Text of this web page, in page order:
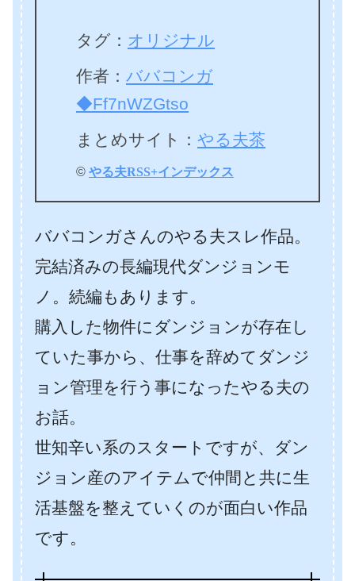
タグ： オリジナル
作者： ババコンガ
◆Ff7nWZGtso
まとめサイト： やる夫茶
© やる夫RSS+インデックス
ババコンガさんのやる夫スレ作品。
完結済みの長編現代ダンジョンモ
ノ。続編もあります。
購入した物件にダンジョンが存在し
ていた事から、仕事を辞めてダンジ
ョン管理を行う事になったやる夫の
お話。
世知辛い系のスタートですが、ダン
ジョン産のアイテムで仲間と共に生
活基盤を整えていくのが面白い作品
です。